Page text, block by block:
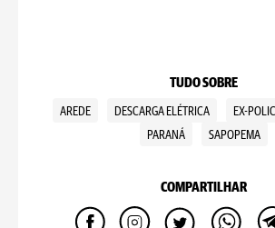
TUDO SOBRE
AREDE DESCARGA ELÉTRICA EX-
PARANÁ
SAPOPEMA
COMPARTILHAR